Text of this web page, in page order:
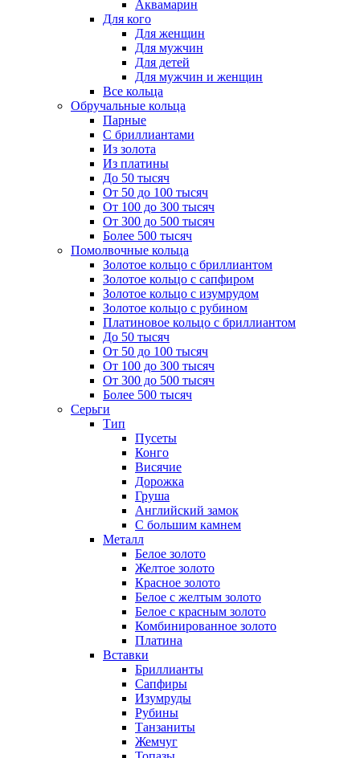
Аквамарин
Для кого
Для женщин
Для мужчин
Для детей
Для мужчин и женщин
Все кольца
Обручальные кольца
Парные
С бриллиантами
Из золота
Из платины
До 50 тысяч
От 50 до 100 тысяч
От 100 до 300 тысяч
От 300 до 500 тысяч
Более 500 тысяч
Помолвочные кольца
Золотое кольцо с бриллиантом
Золотое кольцо с сапфиром
Золотое кольцо с изумрудом
Золотое кольцо с рубином
Платиновое кольцо с бриллиантом
До 50 тысяч
От 50 до 100 тысяч
От 100 до 300 тысяч
От 300 до 500 тысяч
Более 500 тысяч
Серьги
Тип
Пусеты
Конго
Висячие
Дорожка
Груша
Английский замок
С большим камнем
Металл
Белое золото
Желтое золото
Красное золото
Белое с желтым золото
Белое с красным золото
Комбинированное золото
Платина
Вставки
Бриллианты
Сапфиры
Изумруды
Рубины
Танзаниты
Жемчуг